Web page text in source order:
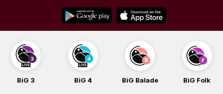
content
BiG 3 BiG 4 BiG Balade BiG Folk